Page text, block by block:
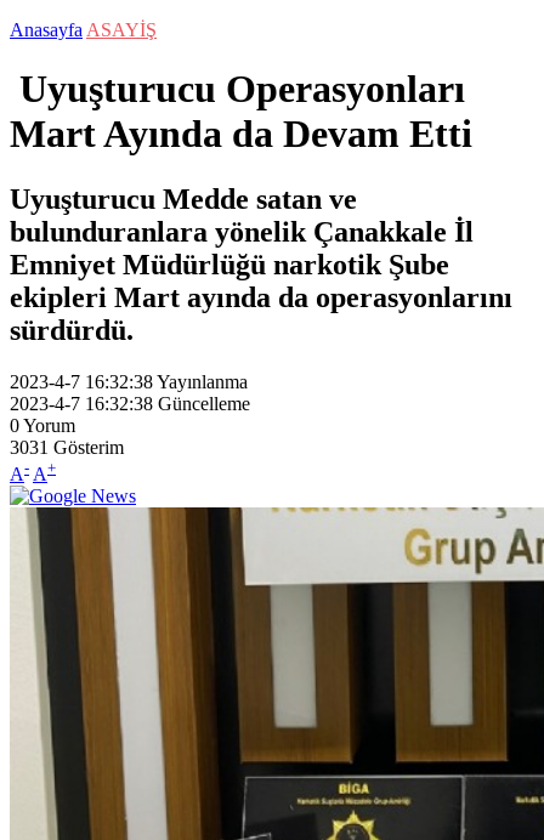
Anasayfa ASAYİŞ
Uyuşturucu Operasyonları
Mart Ayında da Devam Etti
Uyuşturucu Medde satan ve
bulunduranlara yönelik Çanakkale İl
Emniyet Müdürlüğü narkotik Şube
ekipleri Mart ayında da operasyonlarını
sürdürdü.
2023-4-7 16:32:38Yayınlanma
2023-4-7 16:32:38 Güncelleme
0Yorum
3031 Gösterim
A- A+